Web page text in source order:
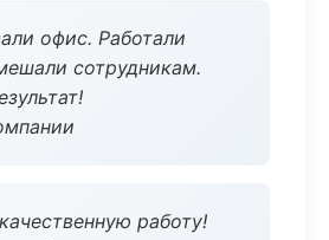
офис. Работали
сотрудникам.
работу!